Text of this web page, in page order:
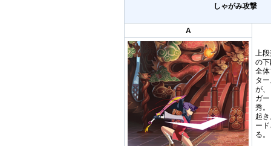
しゃがみ攻撃
A
上
の
全
タ
が
ガ
秀。
起
ー
る。